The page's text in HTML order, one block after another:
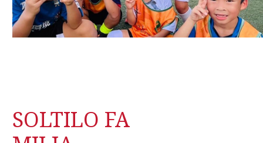
SOLTILO FA